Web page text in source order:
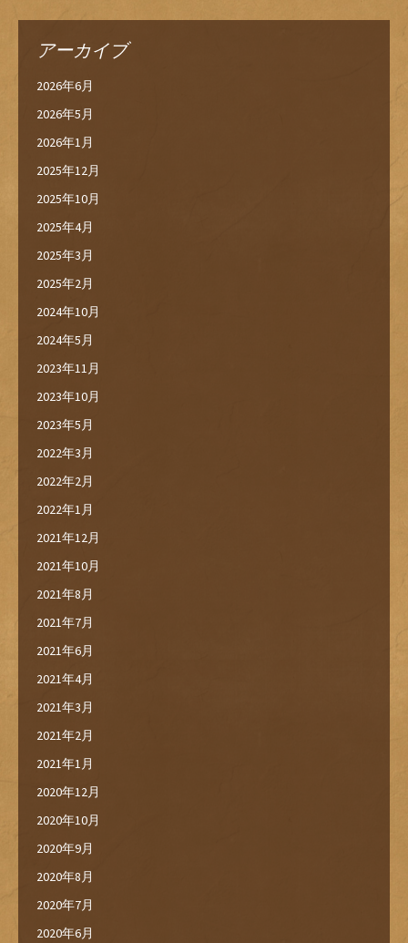
アーカイブ
2026年6月
2026年5月
2026年1月
2025年12月
2025年10月
2025年4月
2025年3月
2025年2月
2024年10月
2024年5月
2023年11月
2023年10月
2023年5月
2022年3月
2022年2月
2022年1月
2021年12月
2021年10月
2021年8月
2021年7月
2021年6月
2021年4月
2021年3月
2021年2月
2021年1月
2020年12月
2020年10月
2020年9月
2020年8月
2020年7月
2020年6月